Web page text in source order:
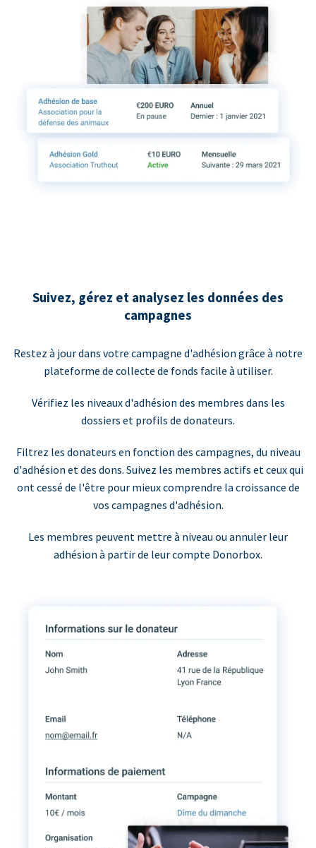
Suivez, gérez et analysez les données des
campagnes
Restez à jour dans votre campagne d'adhésion grâce à notre
plateforme de collecte de fonds facile à utiliser.
Vérifiez les niveaux d'adhésion des membres dans les
dossiers et profils de donateurs.
Filtrez les donateurs en fonction des campagnes, du niveau
d'adhésion et des dons. Suivez les membres actifs et ceux qui
ont cessé de l'être pour mieux comprendre la croissance de
vos campagnes d'adhésion.
Les membres peuvent mettre à niveau ou annuler leur
adhésion à partir de leur compte Donorbox.